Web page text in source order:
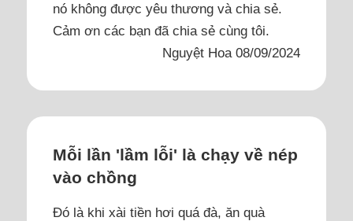
nó không được yêu thương và chia sẻ.
Cảm ơn các bạn đã chia sẻ cùng tôi.
Nguyệt Hoa 08/09/2024
Mỗi lần 'lầm lỗi' là chạy về nép
vào chồng
Đó là khi xài tiền hơi quá đà, ăn quà